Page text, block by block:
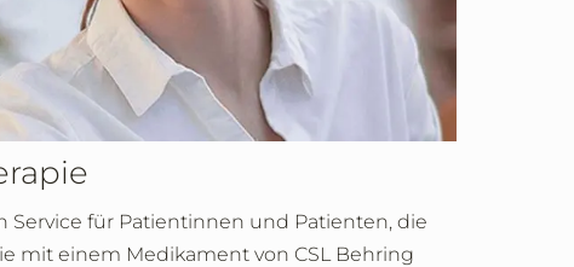
Service für Patientinnen und Patienten, die
mit einem Medikament von CSL Behring